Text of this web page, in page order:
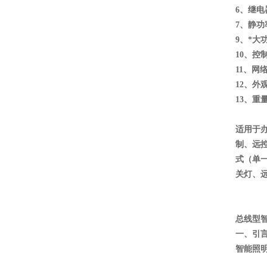
6、继电
7、静功
9、*大
10、控
11、网
12、外
13、重
适用于
制、远
式（单
关灯、
总线型
一、引
智能照